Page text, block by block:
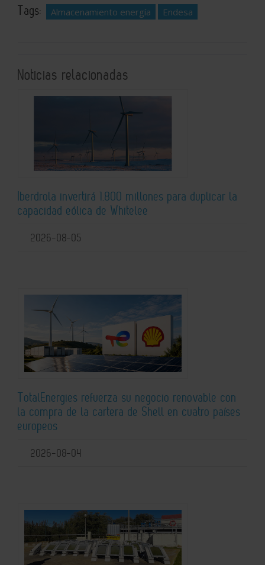
Tags: Almacenamiento energía Endesa
Noticias relacionadas
Iberdrola invertirá 1.800 millones para duplicar la
capacidad eólica de Whitelee
2026-08-05
TotalEnergies refuerza su negocio renovable con
la compra de la cartera de Shell en cuatro países
europeos
2026-08-04